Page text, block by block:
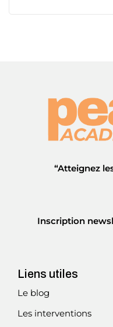
“Atteignez
Inscription
Liens utiles
Le blog
Les interventions